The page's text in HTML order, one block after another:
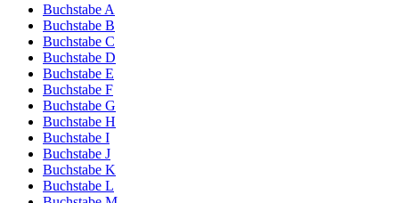
Buchstabe A
Buchstabe B
Buchstabe C
Buchstabe D
Buchstabe E
Buchstabe F
Buchstabe G
Buchstabe H
Buchstabe I
Buchstabe J
Buchstabe K
Buchstabe L